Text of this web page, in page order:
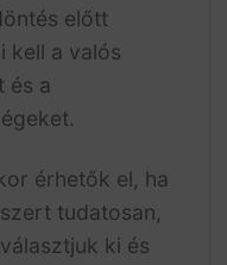
előtt
kell a valós
és a
érhetők el, ha
tudatosan,
ki és